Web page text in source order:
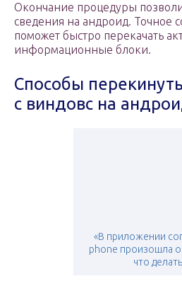
Окончание процедуры
сведения на андроид. Точное
поможет быстро перекачать
информационные блоки.
Способы
с виндовс на
«В приложении
phone произошла
что делать